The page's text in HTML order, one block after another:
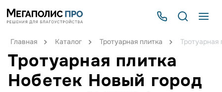
Главная Каталог Тротуарная плитка
Тротуарная плитка
Нобетек Новый город